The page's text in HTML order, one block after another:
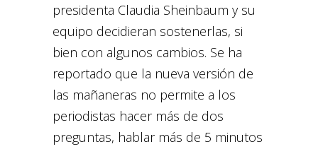
presidenta Claudia Sheinbaum y su
equipo decidieran sostenerlas, si
bien con algunos cambios. Se ha
reportado que la nueva versión de
las mañaneras no permite a los
periodistas hacer más de dos
preguntas, hablar más de 5 minutos